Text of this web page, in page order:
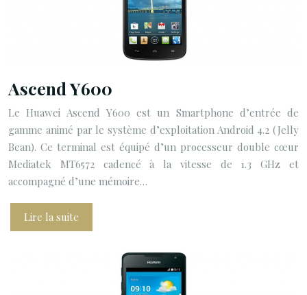
Ascend Y600
Le Huawei Ascend Y600 est un Smartphone d’entrée de
gamme animé par le système d’exploitation Android 4.2 (Jelly
Bean). Ce terminal est équipé d’un processeur double cœur
Mediatek MT6572 cadencé à la vitesse de 1.3 GHz et
accompagné d’une mémoire…
Lire la suite